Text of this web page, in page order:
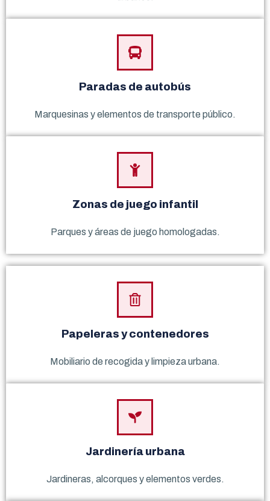
Paradas de autobús
Marquesinas y elementos de transporte público.
Zonas de juego infantil
Parques y áreas de juego homologadas.
Papeleras y contenedores
Mobiliario de recogida y limpieza urbana.
Jardinería urbana
Jardineras, alcorques y elementos verdes.